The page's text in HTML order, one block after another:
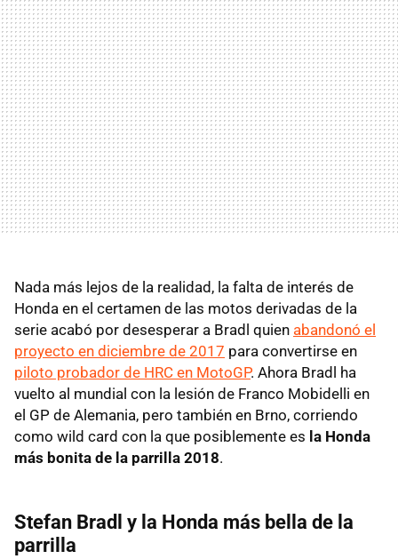
Nada más lejos de la realidad, la falta de interés de
Honda en el certamen de las motos derivadas de la
serie acabó por desesperar a Bradl quien abandonó el
proyecto en diciembre de 2017 para convertirse en
piloto probador de HRC en MotoGP. Ahora Bradl ha
vuelto al mundial con la lesión de Franco Mobidelli en
el GP de Alemania, pero también en Brno, corriendo
como wild card con la que posiblemente es la Honda
más bonita de la parrilla 2018.
Stefan Bradl y la Honda más bella de la
parrilla